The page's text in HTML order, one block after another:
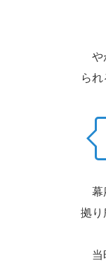
や
られ
幕
拠り
当